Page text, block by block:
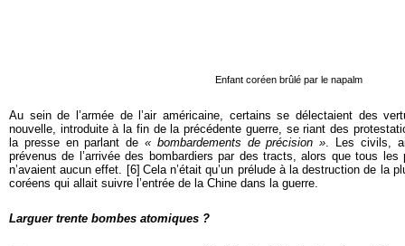
Enfant coréen brûlé par le napalm
Au sein de l’armée de l’air américaine, certains se délectaient des
nouvelle, introduite à la fin de la précédente guerre, se riant des
la presse en parlant de « bombardements de précision ». Les civils,
prévenus de l’arrivée des bombardiers par des tracts, alors que tous
n’avaient aucun effet. [6] Cela n’était qu’un prélude à la destruction de la
coréens qui allait suivre l’entrée de la Chine dans la guerre.
Larguer trente bombes atomiques ?